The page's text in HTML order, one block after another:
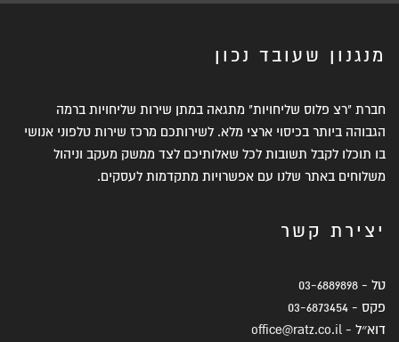
מנגנון שעובד נכון
חברת "רצ פלוס שליחויות" מתגאה במתן שירות שליחויות ברמה
הגבוהה ביותר בכיסוי ארצי מלא. לשירותכם מרכז שירות טלפוני אנושי
בו תוכלו לקבל תשובות לכל שאלותיכם לצד ממשק מעקב וניהול
משלוחים באתר שלנו עם אפשרויות מתקדמות לעסקים.
יצירת קשר
טל - 03-6889898
פקס - 03-6873454
דוא״ל - office@ratz.co.il